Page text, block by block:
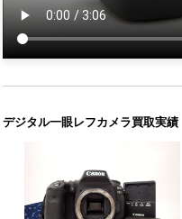
デジタル一眼レフカメラ買取実績